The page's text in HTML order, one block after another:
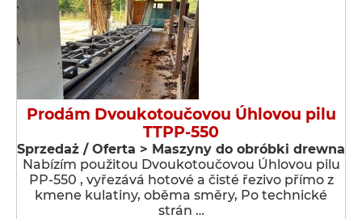
Prodám Dvoukotoučovou Úhlovou pilu
TTPP-550
Sprzedaż / Oferta > Maszyny do obróbki drewna
Nabízím použitou Dvoukotoučovou Úhlovou pilu
PP-550 , vyřezává hotové a čisté řezivo přímo z
kmene kulatiny, oběma směry, Po technické
strán …